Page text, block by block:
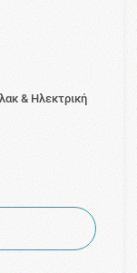
& Ηλεκτρική